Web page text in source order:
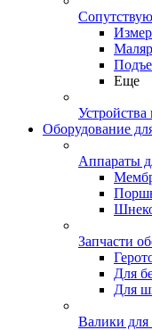
Еще
Оборудование
Аппараты
Запчасти
Для
Для
Валики для